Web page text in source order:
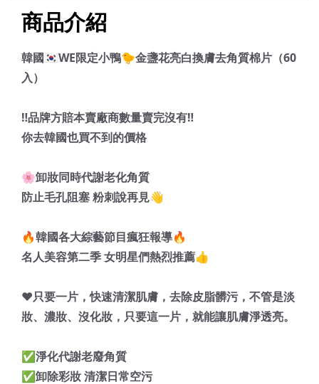
商品介紹
韓國🇰🇷WE限定小鴨🐤金盞花亮白換膚去角質棉片（60
入）
‼️品牌方賠本賣廠商數量賣完沒有‼️
你去韓國也買不到的價格
🌸卸妝同時代謝老化角質
防止毛孔阻塞 粉刺說再見👋
🔥韓國各大綜藝節目瘋狂報導🔥
名人美容第二季 女明星們熱烈推薦👍
❤️只要一片，快速清潔肌膚，去除皮脂髒污，不管是淡
妝、濃妝、沒化妝，只要這一片，就能讓肌膚淨透亮。
✅淨化代謝老廢角質
✅卸除彩妝 清潔日常空污